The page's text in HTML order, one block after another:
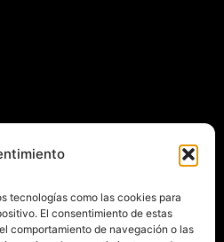
tecnologías como las cookies para
El consentimiento de estas
comportamiento de navegación o las